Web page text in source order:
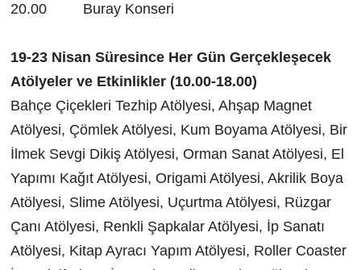
20.00 Buray Konseri
19-23 Nisan Süresince Her Gün Gerçekleşecek
Atölyeler ve Etkinlikler (10.00-18.00)
Bahçe Çiçekleri Tezhip Atölyesi, Ahşap Magnet
Atölyesi, Çömlek Atölyesi, Kum Boyama Atölyesi, Bir
İlmek Sevgi Dikiş Atölyesi, Orman Sanat Atölyesi, El
Yapımı Kağıt Atölyesi, Origami Atölyesi, Akrilik Boya
Atölyesi, Slime Atölyesi, Uçurtma Atölyesi, Rüzgar
Çanı Atölyesi, Renkli Şapkalar Atölyesi, İp Sanatı
Atölyesi, Kitap Ayracı Yapım Atölyesi, Roller Coaster